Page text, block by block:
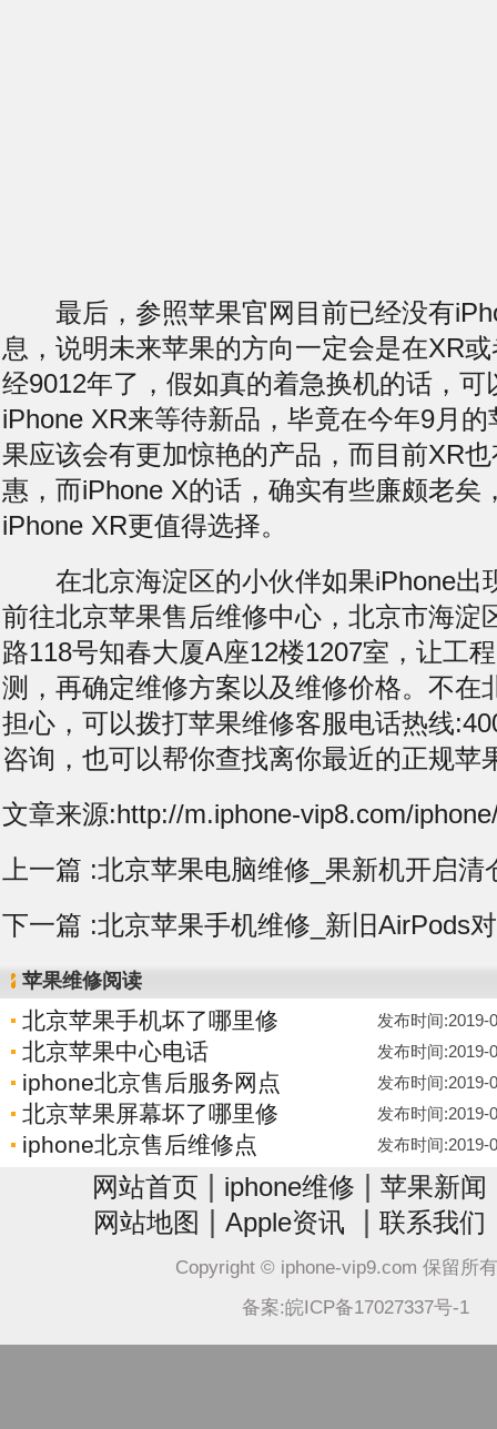
最后，参照苹果官网目前已经没有
息，说明未来苹果的方向一定会是在XR
经9012年了，假如真的着急换机的话，可
iPhone XR来等待新品，毕竟在今年9月
果应该会有更加惊艳的产品，而目前XR
惠，而iPhone X的话，确实有些廉颇老矣
iPhone XR更值得选择。
在北京海淀区的小伙伴如果iPhone出
前往北京苹果售后维修中心，北京市海淀
路118号知春大厦A座12楼1207室，让工
测，再确定维修方案以及维修价格。不在
担心，可以拨打苹果维修客服电话热线
咨询，也可以帮你查找离你最近的正规苹
文章来源:http://m.iphone-vip8.com/
上一篇 :北京苹果电脑维修_果新机开启清
下一篇 :北京苹果手机维修_新旧AirPods
苹果维修阅读
北京苹果手机坏了哪里修 发布时间:2019-
北京苹果中心电话 发布时间:2019-
iphone北京售后服务网点 发布时间:2019-
北京苹果屏幕坏了哪里修 发布时间:2019-
iphone北京售后维修点 发布时间:2019-
网站首页 iphone维修 苹果新闻
网站地图 Apple资讯 联系我们
Copyright © iphone-vip9.com 保留所
备案:皖ICP备17027337号-1